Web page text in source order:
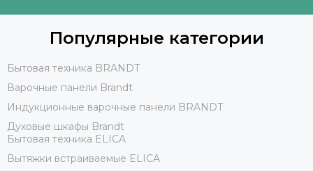
Популярные категории
Бытовая техника BRANDT
Варочные панели Brandt
Индукционные варочные панели BRANDT
Духовые шкафы Brandt
Бытовая техника ELICA
Вытяжки встраиваемые ELICA